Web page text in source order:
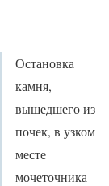
Остановка
камня,
вышедшего из
почек, в узком
месте
мочеточника